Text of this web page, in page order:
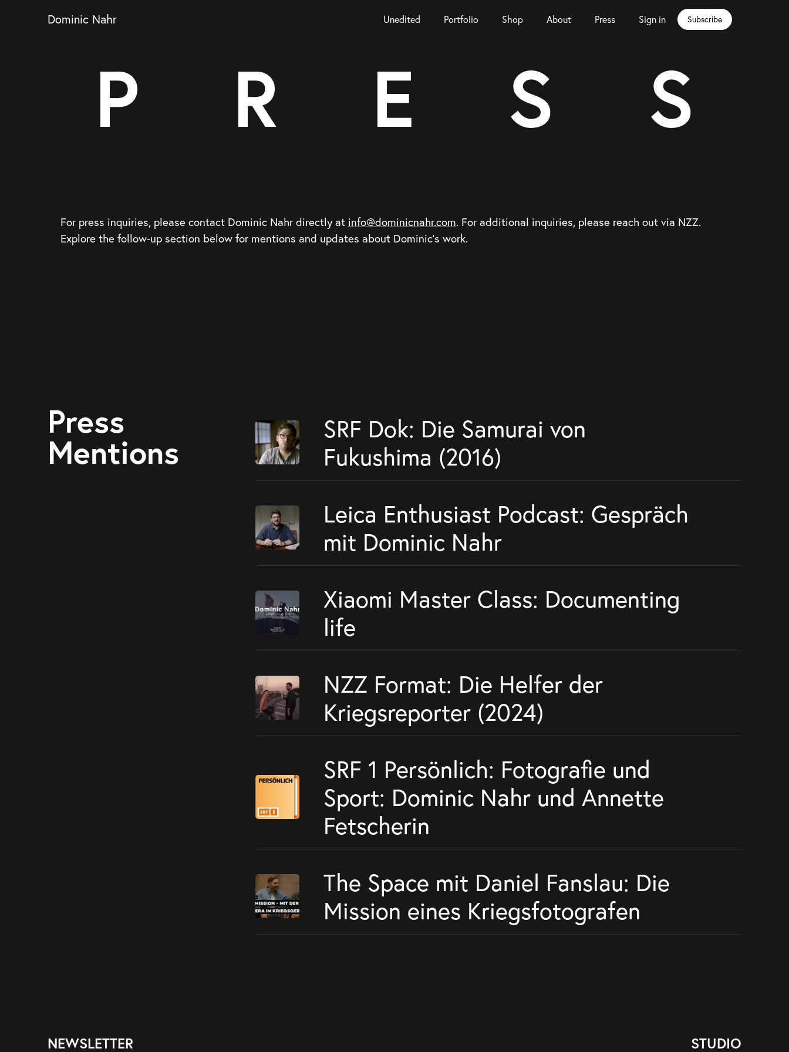
Dominic Nahr Unedited Portfolio Shop About Press Sign in Subscribe
P R E S S
For press inquiries, please contact Dominic Nahr directly at info@dominicnahr.com. For additional inquiries, please reach out via NZZ.
Explore the follow-up section below for mentions and updates about Dominic's work.
Press
Mentions
SRF Dok: Die Samurai von
Fukushima (2016)
Leica Enthusiast Podcast: Gespräch
mit Dominic Nahr
Xiaomi Master Class: Documenting
life
NZZ Format: Die Helfer der
Kriegsreporter (2024)
SRF 1 Persönlich: Fotografie und
Sport: Dominic Nahr und Annette
Fetscherin
The Space mit Daniel Fanslau: Die
Mission eines Kriegsfotografen
NEWSLETTER STUDIO